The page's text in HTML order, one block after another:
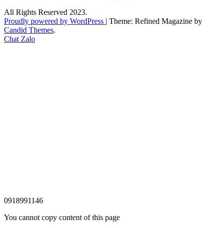
All Rights Reserved 2023.
Proudly powered by WordPress | Theme: Refined Magazine by
Candid Themes.
Chat Zalo
0918991146
You cannot copy content of this page